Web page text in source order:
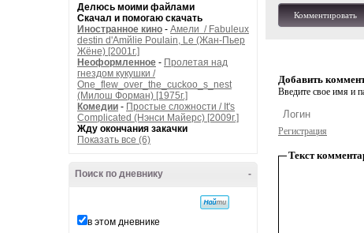
Делюсь моими файлами
Скачал и помогаю скачать
Иностранное кино - Амели / Fabuleux
destin d'Amйlie Poulain, Le (Жан-Пьер
Жёне) [2001г.]
Неоформленное - Пролетая над
гнездом кукушки /
One_flew_over_the_cuckoo_s_nest
(Милош Форман) [1975г.]
Комедии - Простые сложности / It's
Complicated (Нэнси Майерс) [2009г.]
Жду окончания закачки
Показать все (6)
-
Поиск по дневнику
в этом дневнике
Комментировать
Добавить
Введите свое имя и
Регистрация
Текст